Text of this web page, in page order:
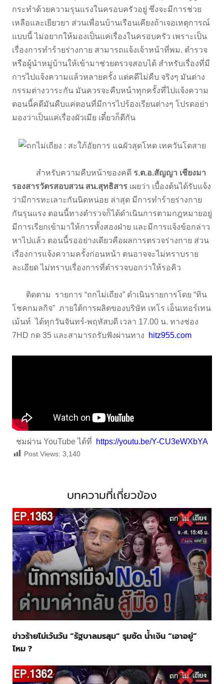
กระทำด้วยความรุนแรงในครอบครัวอยู่ ซึ่งจะมีการช่วย
เหลือและเยียวยา ส่วนเพื่อนบ้านเรือนเคียงถ้าเจอเหตุการณ์
แบบนี้ ไม่อยากให้มองเป็นแค่เรื่องในครอบครัว เพราะเป็น
เรื่องการทำร้ายร่างกาย สามารถแจ้งเจ้าหน้าที่พม. ตำรวจ
หรือผู้นำหมู่บ้านให้เข้ามาช่วยตรวจสอบได้ สำหรับเรื่องที่มี
การไปแจ้งความแล้วหลายครั้ง แต่คดีไม่คืบ จริงๆ มันต่าง
กรรมต่างวาระกัน มันควรจะคืบหน้าทุกครั้งที่ไปแจ้งความ
ตอนนี้คดีมันคืบแค่ตอนที่มีการไปร้องเรียนต่างๆ โปรดอย่า
มองว่าเป็นแค่เรื่องผัวเมีย เดี๋ยวก็ดีกัน
สำหรับความคืบหน้าของคดี ร.ต.อ.สัญญา เชียงมา
รองสารวัตรสอบสวน สน.สุทธิสาร เผยว่า เบื้องต้นได้รับแจ้ง
ว่ามีการทะเลาะกันนิดหน่อย ล่าสุด มีการทำร้ายร่างกาย
กันรุนแรง ตอนนี้ทางตำรวจก็ได้ดำเนินการตามกฎหมายอยู่
มีการเรียกเข้ามาให้การทั้งสองฝ่าย และมีการแจ้งข้อกล่าว
หาไปแล้ว ตอนนี้รออย่างเดียวคือผลการตรวจร่างกาย ส่วน
เรื่องการแจ้งความครั้งก่อนหน้า ตนอาจจะไม่ทราบราย
ละเอียด ไม่ทราบเรื่องการที่ตำรวจบอกว่าให้รอคิว
ติดตาม รายการ “ถกไม่เถียง” ดำเนินรายการโดย “ทิน
โชคกมลกิจ” ภายใต้การผลิตของบริษัท เทโร เอ็นเทอร์เทน
เม้นท์ ได้ทุกวันจันทร์-พฤหัสบดี เวลา 17.00 น. ทางช่อง
7HD กด 35 และสามารถรับฟังผ่านทาง
hitz955.com
ชมผ่าน YouTube ได้ที่ https://youtu.be/Y-CU3eWXbYA
Post Views: 3,140
บทความที่เกี่ยวข้อง
ข่าวร้ายไม่เว้นวัน “รัฐบาลมรสุม” รุมซัด น้ำเงิน “เอาอยู่”
ไหม ?